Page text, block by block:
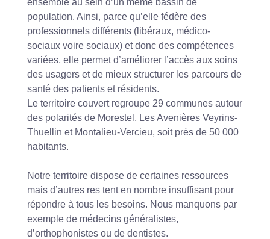
population. Ainsi, parce qu’elle fédère des
professionnels différents (libéraux, médico-
sociaux voire sociaux) et donc des compétences
variées, elle permet d’améliorer l’accès aux soins
des usagers et de mieux structurer les parcours de
santé des patients et résidents.
Le territoire couvert regroupe 29 communes autour
des polarités de Morestel, Les Avenières Veyrins-
Thuellin et Montalieu-Vercieu, soit près de 50 000
habitants.
Notre territoire dispose de certaines ressources
mais d’autres res tent en nombre insuffisant pour
répondre à tous les besoins. Nous manquons par
exemple de médecins généralistes,
d’orthophonistes ou de dentistes.